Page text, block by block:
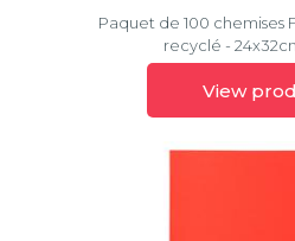
Paquet de 100 chemises
recyclé -
View